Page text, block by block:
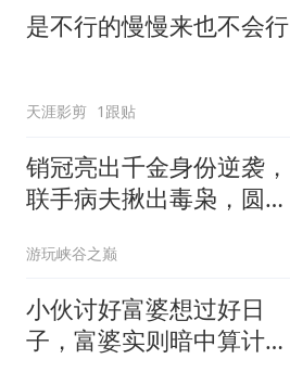
是不行的慢慢来也不会行
天涯影剪 1跟贴
销冠亮出千金身份逆袭，
联手病夫揪出毒枭，圆满
游玩峡谷之巅
小伙讨好富婆想过好日
子，富婆实则暗中算计，